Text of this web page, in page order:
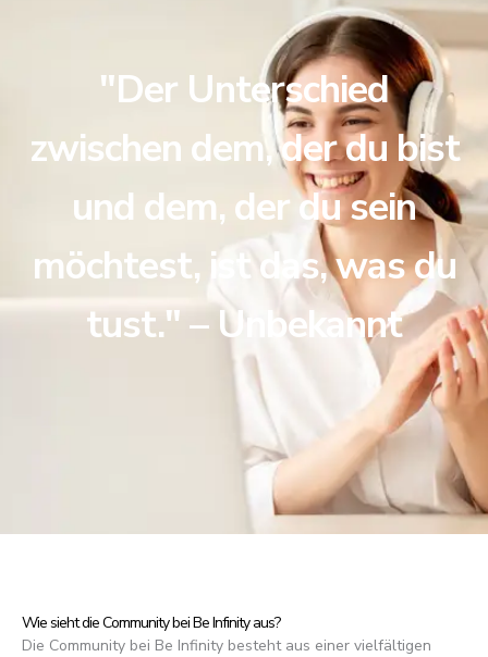
"Der Unterschied
zwischen dem, der du bist
und dem, der du sein
möchtest, ist das, was du
tust." – Unbekannt
Wie sieht die Community bei Be Infinity aus?
Die Community bei Be Infinity besteht aus einer vielfältigen